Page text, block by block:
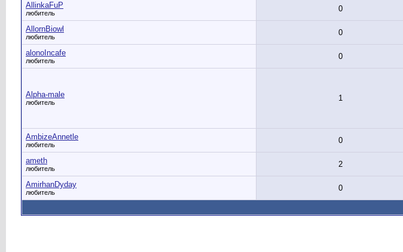
AllinkaFuP
любитель 0
AllornBiowl
любитель 0
alonoIncafe
любитель 0
Alpha-male
любитель 1
AmbizeAnnetle
любитель 0
ameth
любитель 2
AmirhanDyday
любитель 0